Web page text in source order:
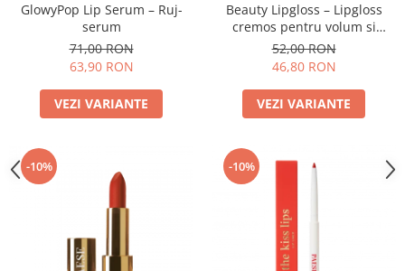
GlowyPop Lip Serum – Ruj-
serum
71,00 RON
63,90 RON
VEZI VARIANTE
Beauty Lipgloss – Lipgloss
cremos pentru volum si
stralucire naturala
52,00 RON
46,80 RON
VEZI VARIANTE
-10% -10%